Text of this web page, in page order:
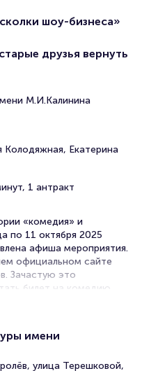
шоу-бизнеса»
друзья вернуть
М.И.Калинина
Колодяжная, Екатерина
1 антракт
«комедия» и
по 11 октября 2025
афиша мероприятия.
официальном сайте
Зачастую это
билет на комедию.
для покупки и
имени
улица Терешковой,